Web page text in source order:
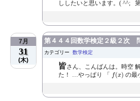
ししたいと思います。( ^^;
7月
31
(木)
第４４４回数学検定２級２次
カテゴリー 数学検定
皆さん、こんばんは。時空
た！ …やっぱり 「
f(x)
f(x の最